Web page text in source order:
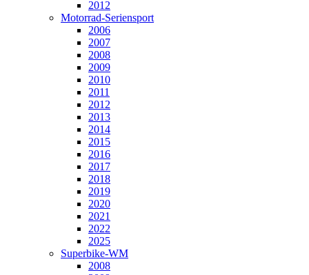
2012
Motorrad-Seriensport
2006
2007
2008
2009
2010
2011
2012
2013
2014
2015
2016
2017
2018
2019
2020
2021
2022
2025
Superbike-WM
2008